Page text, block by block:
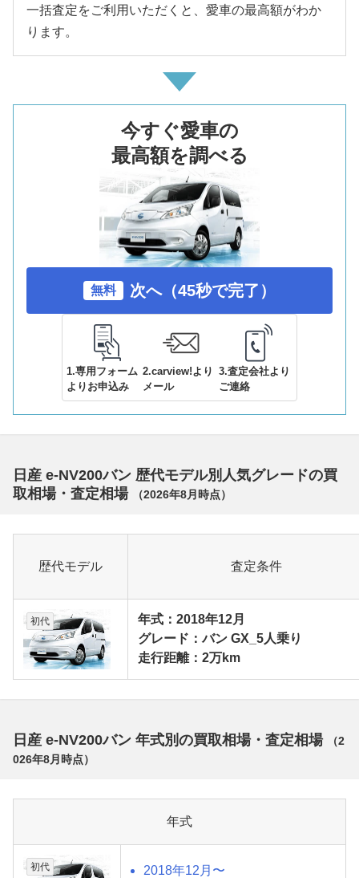
一括査定をご利用いただくと、愛車の最高額がわか
ります。
今すぐ愛車の
最高額を調べる
無料 次へ（45秒で完了）
1.専用フォーム
よりお申込み
2.carview!より
メール
3.査定会社より
ご連絡
日産 e-NV200バン 歴代モデル別人気グレードの買
取相場・査定相場
（2026年8月 時点）
歴代モデル 査定条件
初代
年式：2018年12月
グレード：バン GX_5人乗り
走行距離：2万km
日産 e-NV200バン 年式別の買取相場・査定相場 （2
026年8月 時点）
年式
初代 2018年12月〜